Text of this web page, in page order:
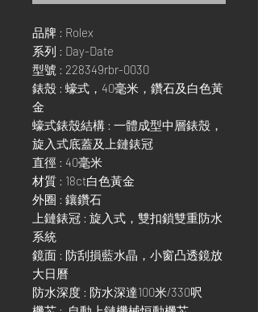
品牌 : Rolex
系列 : Day-Date
型號 : 228349rbr-0030
錶殼 : 蠔式，40毫米，鑽石及白色黃
金
蠔式錶殼結構 : 一體成型中層錶殼，
旋入式底蓋及上鏈錶冠
直徑 : 40毫米
材質 : 18ct白色黃金
外圈 : 鑲鑽石
上鏈錶冠 : 旋入式，雙扣鎖雙重防水
系統
鏡面 : 防刮損藍水晶，小窗凸透鏡放
大日曆
防水深度 : 防水深達100米/330呎